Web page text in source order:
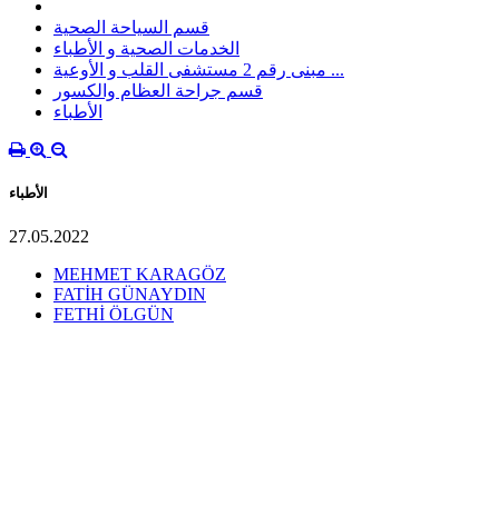
قسم السياحة الصحية
الخدمات الصحية و الأطباء
مبنى رقم 2 مستشفى القلب و الأوعية ...
قسم جراحة العظام والكسور
الأطباء
الأطباء
27.05.2022
MEHMET KARAGÖZ
FATİH GÜNAYDIN
FETHİ ÖLGÜN